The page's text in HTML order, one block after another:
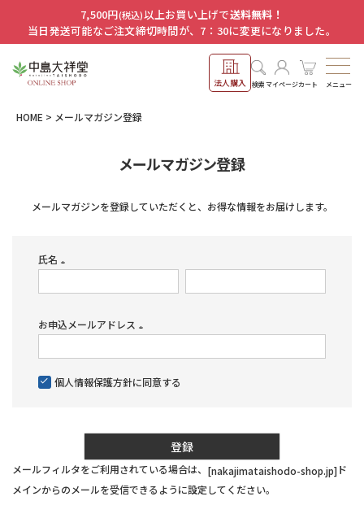
7,500円(税込)以上お買い上げで送料無料！
当日発送可能なご注文締切時間が、7：30に変更になりました。
法人購入 検索マイページカート メニュー
HOME メールマガジン登録
メールマガジン登録
メールマガジンを登録していただくと、お得な情報をお届けします。
氏名
お申込メールアドレス
個人情報保護方針に同意する
登録
メールフィルタをご利用されている場合は、 [nakajimataishodo-shop.jp]ド
メインからのメールを受信できるように設定してください。